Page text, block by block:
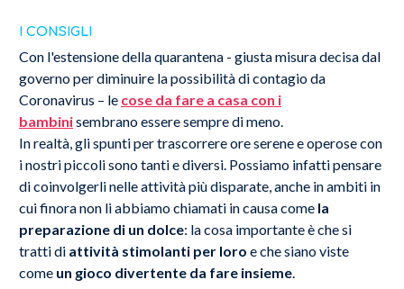
I CONSIGLI
Con l'estensione della quarantena - giusta misura decisa dal
governo per diminuire la possibilità di contagio da
Coronavirus – le cose da fare a casa con i
bambinisembrano essere sempre di meno.
In realtà, gli spunti per trascorrere ore serene e operose con
i nostri piccoli sono tanti e diversi. Possiamo infatti pensare
di coinvolgerli nelle attività più disparate, anche in ambiti in
cui finora non li abbiamo chiamati in causa come la
preparazione di un dolce: la cosa importante è che si
tratti di attività stimolanti per loro e che siano viste
comeun gioco divertente da fare insieme.